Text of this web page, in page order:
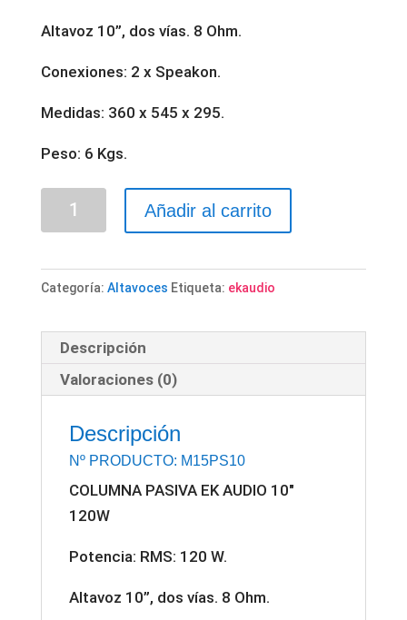
Altavoz 10”, dos vías. 8 Ohm.
Conexiones: 2 x Speakon.
Medidas: 360 x 545 x 295.
Peso: 6 Kgs.
COLUMNA
AUDIO
120W
cantidad
Añadir al carrito
Categoría: Altavoces Etiqueta: ekaudio
Descripción
Valoraciones (0)
Descripción
Nº PRODUCTO: M15PS10
COLUMNA PASIVA EK AUDIO 10″
120W
Potencia: RMS: 120 W.
Altavoz 10”, dos vías. 8 Ohm.